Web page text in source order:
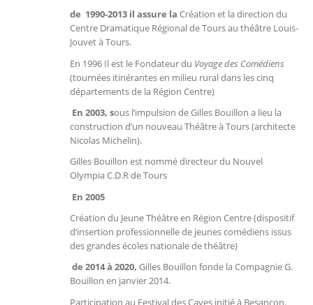
de 1990-2013 il assure la Création et la direction du
Centre Dramatique Régional de Tours au théâtre Louis-
Jouvet à Tours.
En 1996 Il est le Fondateur du Voyage des Comédiens
(tournées itinérantes en milieu rural dans les cinq
départements de la Région Centre)
En 2003, sous l’impulsion de Gilles Bouillon a lieu la
construction d’un nouveau Théâtre à Tours (architecte
Nicolas Michelin).
Gilles Bouillon est nommé directeur du Nouvel
Olympia C.D.R de Tours
En 2005
Création du Jeune Théâtre en Région Centre (dispositif
d’insertion professionnelle de jeunes comédiens issus
des grandes écoles nationale de théâtre)
de 2014 à 2020, Gilles Bouillon fonde la Compagnie G.
Bouillon en janvier 2014.
Participation au Festival des Caves initié à Besançon.